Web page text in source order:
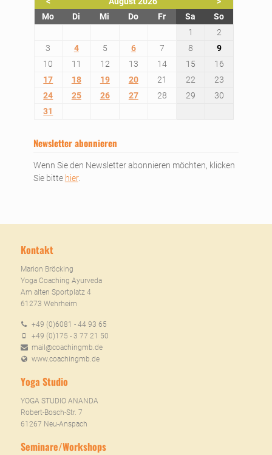
Montag Dienstag
Mi ttwoch
Donnerstag
Freitag SamstagSonntag
1
2
3
4 5 6 7 8
9
10
11 12 13 14 15
16
17
18 19 20 21 22
23
24
25 26 27 28 29
30
31
Newsletter abonnieren
Wenn Sie den Newsletter abonnieren möchten, klicken
Sie bitte hier.
Kontakt
Marion Bröcking
Yoga Coaching Ayurveda
Am alten Sportplatz 4
61273 Wehrheim
+49 (0)6081 - 44 93 65
+49 (0)175 - 3 77 21 50
mail@coachingmb.de
www.coachingmb.de
Yoga Studio
YOGA STUDIO ANANDA
Robert-Bosch-Str. 7
61267 Neu-Anspach
Seminare/Workshops